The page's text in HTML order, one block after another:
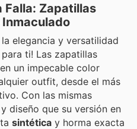
Falla: Zapatillas
Inmaculado
elegancia y versatilidad
ti! Las zapatillas
un impecable color
outfit, desde el más
Con las mismas
diseño que su versión en
sintética y horma exacta